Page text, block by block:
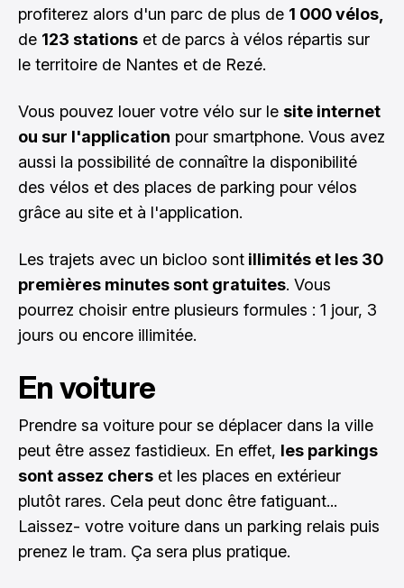
profiterez alors d'un parc de plus de 1 000 vélos,
de 123 stations et de parcs à vélos répartis sur
le territoire de Nantes et de Rezé.
Vous pouvez louer votre vélo sur le site internet
ou sur l'application pour smartphone. Vous avez
aussi la possibilité de connaître la disponibilité
des vélos et des places de parking pour vélos
grâce au site et à l'application.
Les trajets avec un bicloo sont illimités et les 30
premières minutes sont gratuites. Vous
pourrez choisir entre plusieurs formules : 1 jour, 3
jours ou encore illimitée.
En voiture
Prendre sa voiture pour se déplacer dans la ville
peut être assez fastidieux. En effet, les parkings
sont assez chers et les places en extérieur
plutôt rares. Cela peut donc être fatiguant...
Laissez- votre voiture dans un parking relais puis
prenez le tram. Ça sera plus pratique.